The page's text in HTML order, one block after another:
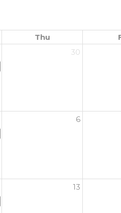
Thu
30
6
13